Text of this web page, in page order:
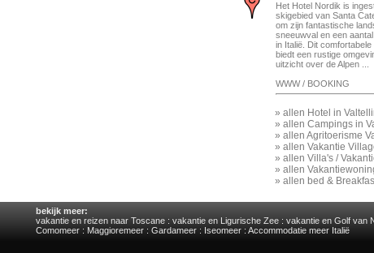
Het Hotel Nordik is
skigebied van Santa
om zijn fantastische
sneeuwval en een
in Italië. Dit
biedt een rustige
uitzicht over de Alpen ...
WWW / BOOKING
» allen Hotel in
» allen Campings in
» allen Agritoerisme
» allen Vakantie
» allen Villa's /
» allen
» allen bed &
bekijk meer:
vakantie en reizen naar Toscane : vakantie en Ligurische Zee : vakantie en Golf van
Comomeer : Maggioremeer : Gardameer : Iseomeer : Accommodatie meer Italië